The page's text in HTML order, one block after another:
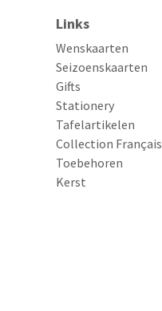
Links
Wenskaarten
Seizoenskaarten
Gifts
Stationery
Tafelartikelen
Collection Français
Toebehoren
Kerst